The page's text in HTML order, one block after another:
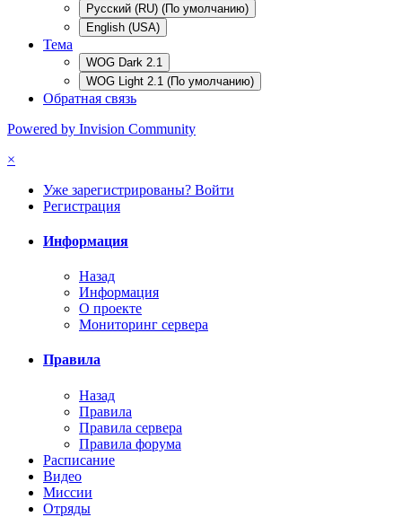
Русский (RU) (По умолчанию)
English (USA)
Тема
WOG Dark 2.1
WOG Light 2.1 (По умолчанию)
Обратная связь
Powered by Invision Community
×
Уже зарегистрированы? Войти
Регистрация
Информация
Назад
Информация
О проекте
Мониторинг сервера
Правила
Назад
Правила
Правила сервера
Правила форума
Расписание
Видео
Миссии
Отряды